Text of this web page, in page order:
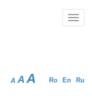
Ro En Ru
A A A